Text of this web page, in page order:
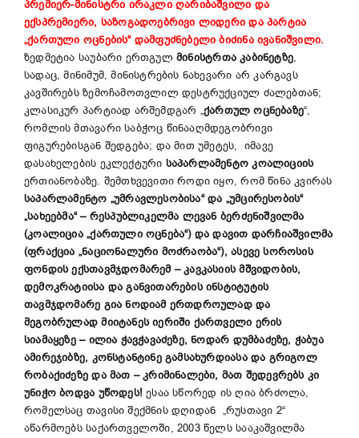
პრემიერ-მინისტრი ირაკლი ღარიბაშვილი და
ექსპრემიერი, საზოგადოებრივი ლიდერი და პარტია
„ქართული ოცნების“ დამფუძნებელი ბიძინა ივანიშვილი.
ზედმეტია საუბარი ერთგულმინისტრთა კაბინეტზე,
სადაც, მინიმუმ, მინისტრების ნახევარი არ კარგავს
კავშირებს ზემოჩამოთვლილ დესტრუქციულ ძალებთან;
კლასიკურ პარტიად არშემდგარ „ქართულ ოცნებაზე“,
რომლის მთავარი საბჭოც წინააღმდეგობრივი
ფიგურებისგან შედგება; და მით უმეტეს, იმავე
დასახელების ეკლექტური საპარლამენტო კოალიციის
ერთიანობაზე. შემთხვევითი როდი იყო, რომ წინა კვირას
საპარლამენტო „უმრავლესობისა“ და „უმცირესობის“
„სახეებმა“ – რესპუბლიკელმა ლევან ბერძენიშვილმა
(კოალიცია „ქართული ოცნება“) და დავით დარჩიაშვილმა
(ფრაქცია „ნაციონალური მოძრაობა“), ასევე სოროსის
ფონდის ექსთავმჯდომარემ – კავკასიის მშვიდობის,
დემოკრატიისა და განვითარების ინსტიტუტის
თავმჯდომარე გია ნოდიამ ერთდროულად და
მეგობრულად მიიტანეს იერიში ქართველი ერის
სიამაყეზე – ილია ჭავჭავაძეზე, ნოდარ დუმბაძეზე, ჭაბუა
ამირეჯიბზე, კონსტანტინე გამსახურდიასა და გრიგოლ
რობაქიძეზე და მათ – კრიმინალები, მათ შედევრებს კი
უნიჭო ბოდვა უწოდეს!ესაა სწორედ ის ღია ბრძოლა,
რომელსაც თავისი შექმნის დღიდან „რუსთავი 2“
აწარმოებს საქართველოში, 2003 წელს სააკაშვილმა